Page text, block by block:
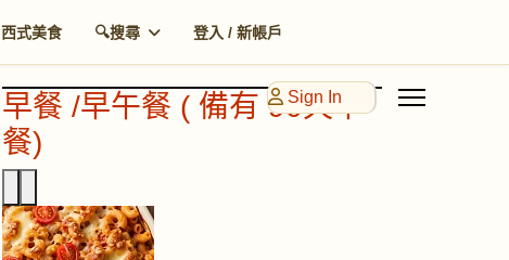
西式美食 🔍搜尋 登入 / 新帳戶
Sign In
早餐 /早午餐 ( 備有 90天早
餐)